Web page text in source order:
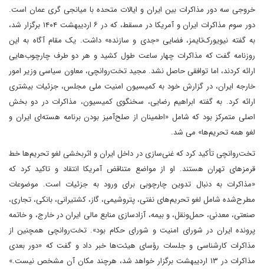
خروجی سه دور مذاکرات بین ایران و ایالات متحده با میانجی گری عمان است.
دور سوم مذاکرات ایران و آمریکا در مسقط، که در ۶ اردیبهشت ۱۴۰۴ برگزار شد،
به گفته نیویورک‌تایمز، فضایی «جدی و سازنده» داشت. یک مقام آگاه به این
روزنامه گفت که مذاکرات چهار ساعت طول کشید و هر دو طرف چارچوب‌هایی
ارائه کردند، اما توافقی حاصل نشد. مجید تخت‌روانچی، معاون سیاسی وزیر امور
خارجه ایران، در گزارش خود به کمیسیون امنیت ملی مجلس، جزئیات بیشتری
ارائه کرد. به گفته ابراهیم رضایی، سخنگوی کمیسیون، مذاکرات در دو بخش
اصلی متمرکز بود که شامل «اطمینان از صلح‌آمیز بودن برنامه هسته‌ای ایران و
لغو همه تحریم‌ها» می شد.
تخت‌روانچی تأکید کرد که غنی‌سازی در داخل ایران و اثربخشی لغو تحریم‌ها خط
قرمزهای تهران هستند. او از مواضع متناقض آمریکا انتقاد و تاکید کرد که
«مذاکرات به دنبال تدوین چارچوبی برای ورود به جزئیات است. موضوعات
مطرح‌شده شامل لغو تحریم‌های نفتی، پتروشیمی، گاز، کشتیرانی، بانکی، تجاری،
صنعتی، معدنی، حمل‌ونقل، و بیمه، آزادسازی منابع مالی ایران در خارج، و خاتمه
پرونده ایران در شورای امنیت و شورای حکام بود». تخت‌روانچی همچنین از
مذاکرات کارشناسی و جلسات رؤسای هیئت‌ها خبر داد و گفت که «دور بعدی
مذاکرات در ۱۳ اردیبهشت برگزار خواهد شد، هرچند مکان آن مشخص نیست.»